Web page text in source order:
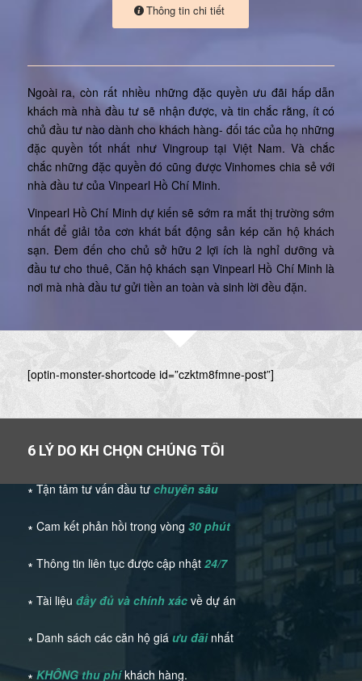
Thông tin chi tiết
Ngoài ra, còn rất nhiều những đặc quyền ưu đãi hấp dẫn
khách mà nhà đầu tư sẽ nhận được, và tin chắc rằng, ít có
chủ đầu tư nào dành cho khách hàng- đối tác của họ những
đặc quyền tốt nhất như Vingroup tại Việt Nam. Và chắc
chắc những đặc quyền đó cũng được Vinhomes chia sẻ với
nhà đầu tư của Vinpearl Hồ Chí Minh.
Vinpearl Hồ Chí Minh dự kiến sẽ sớm ra mắt thị trường sớm
nhất để giải tỏa cơn khát bất động sản kép căn hộ khách
sạn. Đem đến cho chủ sở hữu 2 lợi ích là nghỉ dưỡng và
đầu tư cho thuê, Căn hộ khách sạn Vinpearl Hồ Chí Minh là
nơi mà nhà đầu tư gửi tiền an toàn và sinh lời đều đặn.
[optin-monster-shortcode id=”czktm8fmne-post”]
6 LÝ DO KH CHỌN CHÚNG TÔI
∗ Tận tâm tư vấn đầu tưchuyên sâu
∗ Cam kết phản hồi trong vòng 30 phút
∗ Thông tin liên tục được cập nhật 24/7
∗ Tài liệu đầy đủ và chính xácvề dự án
∗ Danh sách các căn hộ giá ưu đãinhất
∗ KHÔNG thu phíkhách hàng.